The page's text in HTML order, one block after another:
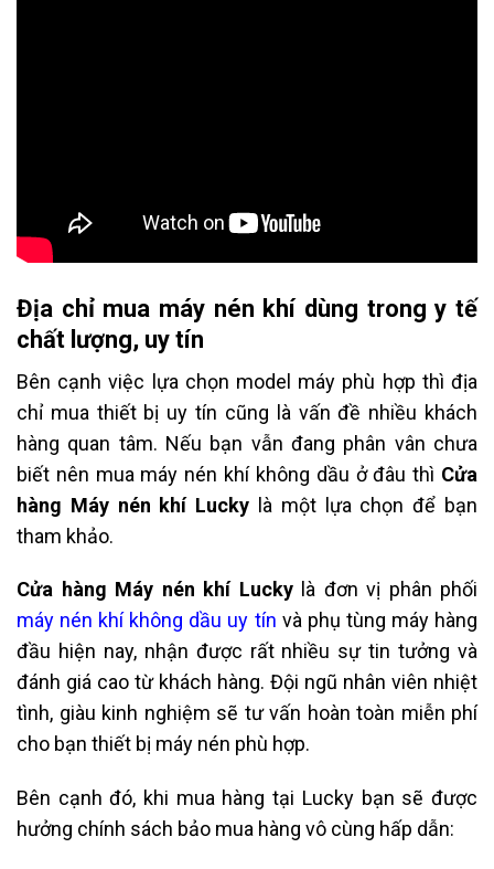
Địa chỉ mua máy nén khí dùng trong y tế
chất lượng, uy tín
Bên cạnh việc lựa chọn model máy phù hợp thì địa
chỉ mua thiết bị uy tín cũng là vấn đề nhiều khách
hàng quan tâm. Nếu bạn vẫn đang phân vân chưa
biết nên mua máy nén khí không dầu ở đâu thì Cửa
hàng Máy nén khí Lucky là một lựa chọn để bạn
tham khảo.
Cửa hàng Máy nén khí Luckylà đơn vị phân phối
máy nén khí không dầu uy tín và phụ tùng máy hàng
đầu hiện nay, nhận được rất nhiều sự tin tưởng và
đánh giá cao từ khách hàng. Đội ngũ nhân viên nhiệt
tình, giàu kinh nghiệm sẽ tư vấn hoàn toàn miễn phí
cho bạn thiết bị máy nén phù hợp.
Bên cạnh đó, khi mua hàng tại Lucky bạn sẽ được
hưởng chính sách bảo mua hàng vô cùng hấp dẫn: